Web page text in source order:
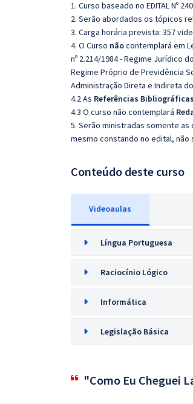
1. Curso baseado no EDITAL Nº
2. Serão abordados os tópicos
3. Carga horária prevista: 357
4. O Curso nãocontemplará em
nº 2.214/1984 - Regime Jurídico
Regime Próprio de Previdência
Administração Direta e Indireta
4.2 As Referências Bibliográficas
4.3 O curso não contemplará
5. Serão ministradas somente
mesmo constando no edital, não
Conteúdo deste curso
Videoaulas
Língua Portuguesa
Raciocínio Lógico
Informática
Legislação Básica
"Como Eu Cheguei